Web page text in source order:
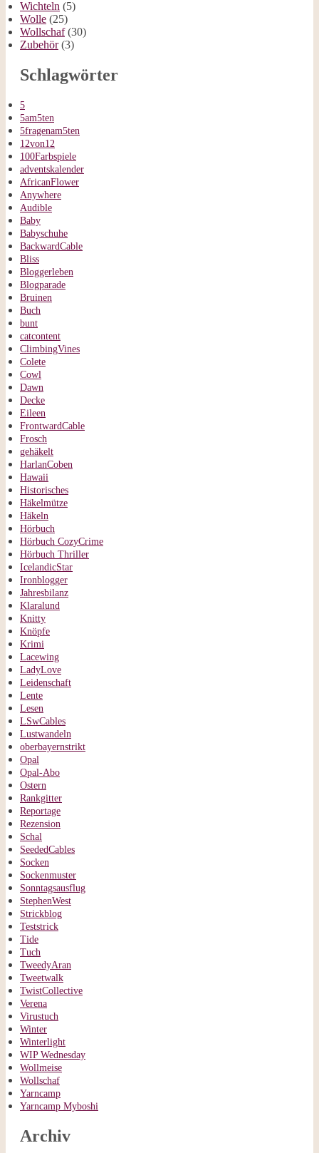
Wichteln (5)
Wolle (25)
Wollschaf(30)
Zubehör(3)
Schlagwörter
5
5am5ten
5fragenam5ten
12von12
100Farbspiele
adventskalender
AfricanFlower
Anywhere
Audible
Baby
Babyschuhe
BackwardCable
Bliss
Bloggerleben
Blogparade
Bruinen
Buch
bunt
catcontent
ClimbingVines
Colete
Cowl
Dawn
Decke
Eileen
FrontwardCable
Frosch
gehäkelt
HarlanCoben
Hawaii
Historisches
Häkelmütze
Häkeln
Hörbuch
Hörbuch CozyCrime
Hörbuch Thriller
IcelandicStar
Ironblogger
Jahresbilanz
Klaralund
Knitty
Knöpfe
Krimi
Lacewing
LadyLove
Leidenschaft
Lente
Lesen
LSwCables
Lustwandeln
oberbayernstrikt
Opal
Opal-Abo
Ostern
Rankgitter
Reportage
Rezension
Schal
SeededCables
Socken
Sockenmuster
Sonntagsausflug
StephenWest
Strickblog
Teststrick
Tide
Tuch
TweedyAran
Tweetwalk
TwistCollective
Verena
Virustuch
Winter
Winterlight
WIP Wednesday
Wollmeise
Wollschaf
Yarncamp
Yarncamp Myboshi
Archiv